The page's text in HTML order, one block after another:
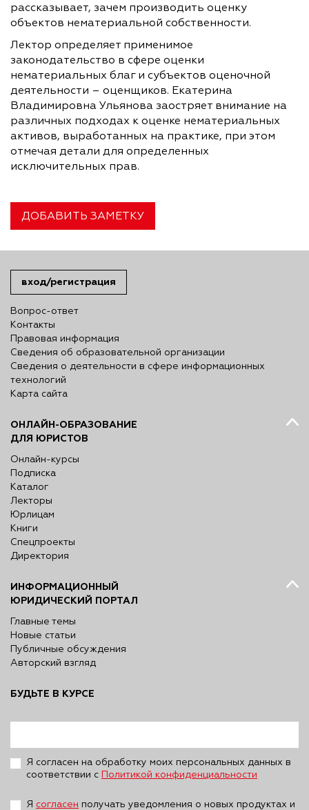
рассказывает, зачем производить оценку
объектов нематериальной собственности.
Лектор определяет применимое
законодательство в сфере оценки
нематериальных благ и субъектов оценочной
деятельности – оценщиков. Екатерина
Владимировна Ульянова заостряет внимание на
различных подходах к оценке нематериальных
активов, выработанных на практике, при этом
отмечая детали для определенных
исключительных прав.
ДОБАВИТЬ ЗАМЕТКУ
вход/регистрация
Вопрос-ответ
Контакты
Правовая информация
Сведения об образовательной организации
Сведения о деятельности в сфере информационных
технологий
Карта сайта
ОНЛАЙН-ОБРАЗОВАНИЕ
ДЛЯ ЮРИСТОВ
Онлайн-курсы
Подписка
Каталог
Лекторы
Юрлицам
Книги
Спецпроекты
Директория
ИНФОРМАЦИОННЫЙ
ЮРИДИЧЕСКИЙ ПОРТАЛ
Главные темы
Новые статьи
Публичные обсуждения
Авторский взгляд
БУДЬТЕ В КУРСЕ
Я согласен на обработку моих персональных данных в
соответствии с
Политикой конфиденциальности
Я согласен получать уведомления о новых продуктах и